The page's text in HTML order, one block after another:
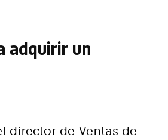
adquirir un
director de Ventas de